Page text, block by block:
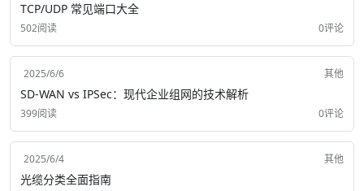
TCP/UDP 常见端口大全
502阅读 0评论
2025/6/6 其他
SD-WAN vs IPSec：现代企业组网的技术解析
399阅读 0评论
2025/6/4 其他
光缆分类全面指南